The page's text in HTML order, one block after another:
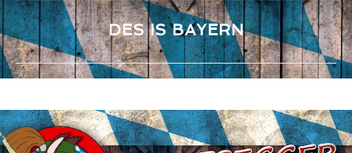
TERMINE
KONTAKT
REFERENZEN
SONGS
WIR SIND WIEDER DA
DES IS BAYERN